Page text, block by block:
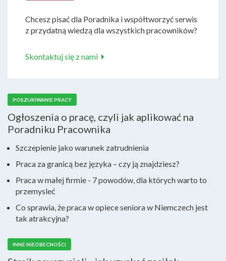
Chcesz pisać dla Poradnika i współtworzyć serwis
z przydatną wiedzą dla wszystkich pracowników?
Skontaktuj się z nami
POSZUKIWANIE PRACY
Ogłoszenia o pracę, czyli jak aplikować na
Poradniku Pracownika
Szczepienie jako warunek zatrudnienia
Praca za granicą bez języka – czy ją znajdziesz?
Praca w małej firmie - 7 powodów, dla których warto to
przemysleć
Co sprawia, że praca w opiece seniora w Niemczech jest
tak atrakcyjna?
INNE NIEOBECNOŚCI